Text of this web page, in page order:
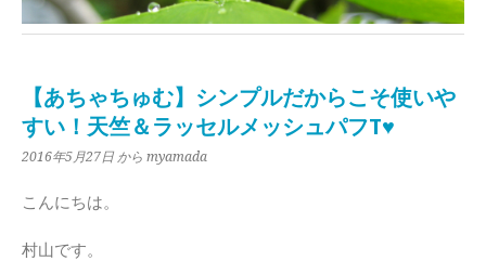
【あちゃちゅむ】シンプルだからこそ使いや
すい！天竺＆ラッセルメッシュパフT♥
2016年5月27日 から myamada
こんにちは。
村山です。